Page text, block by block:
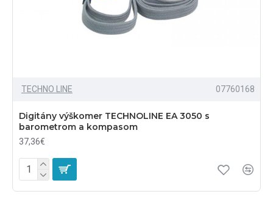
TECHNO LINE 07760168
Digitány výškomer TECHNOLINE EA 3050 s
barometrom a kompasom
37,36€